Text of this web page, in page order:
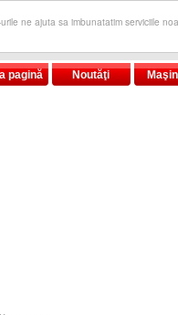
ne ajuta sa imbunatatim serviciile
pagină Noutăţi